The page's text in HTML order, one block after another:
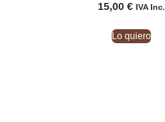
15,00 € IVA Inc.
Lo quiero